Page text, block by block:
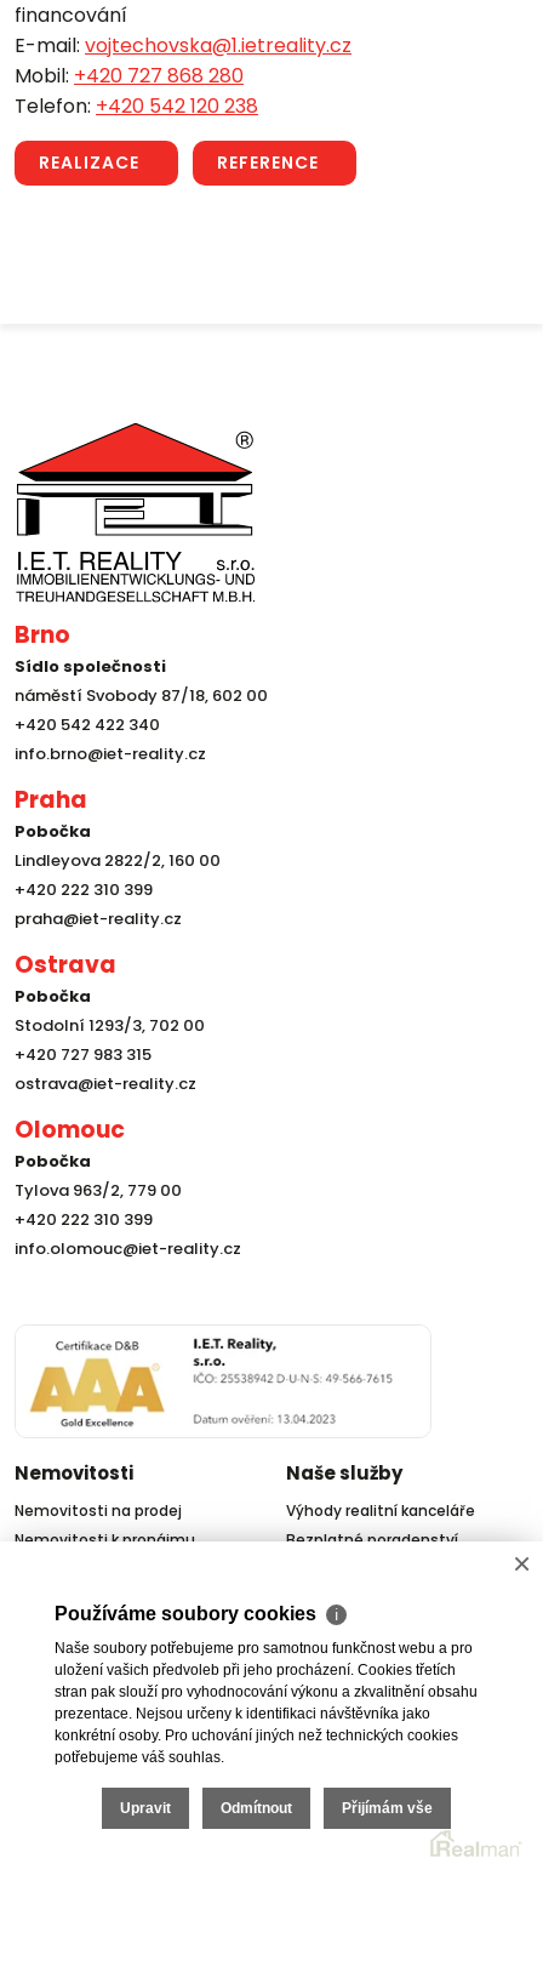
financování
E-mail: vojtechovska@1.ietreality.cz
Mobil: +420 727 868 280
Telefon: +420 542 120 238
REALIZACE REFERENCE
Brno
Sídlo společnosti
náměstí Svobody 87/18, 602 00
+420 542 422 340
info.brno@iet-reality.cz
Praha
Pobočka
Lindleyova 2822/2, 160 00
+420 222 310 399
praha@iet-reality.cz
Ostrava
Pobočka
Stodolní 1293/3, 702 00
+420 727 983 315
ostrava@iet-reality.cz
Olomouc
Pobočka
Tylova 963/2, 779 00
+420 222 310 399
info.olomouc@iet-reality.cz
Nemovitosti
Nemovitosti na prodej
Nemovitosti k pronájmu
Skladové prostory
Kanceláře
Obchody
Naše služby
Výhody realitní kanceláře
Bezplatné poradenství
Geodetické práce
Úschovy kupních cen
Právní servis
Služby developerům
Pojištění
O společnosti
×
Používáme soubory cookies ℹ
Naše soubory potřebujeme pro samotnou funkčnost webu a pro
uložení vašich předvoleb při jeho procházení. Cookies třetích
stran pak slouží pro vyhodnocování výkonu a zkvalitnění obsahu
prezentace. Nejsou určeny k identifikaci návštěvníka jako
konkrétní osoby. Pro uchování jiných než technických cookies
potřebujeme váš souhlas.
Upravit Odmítnout Přijímám vše